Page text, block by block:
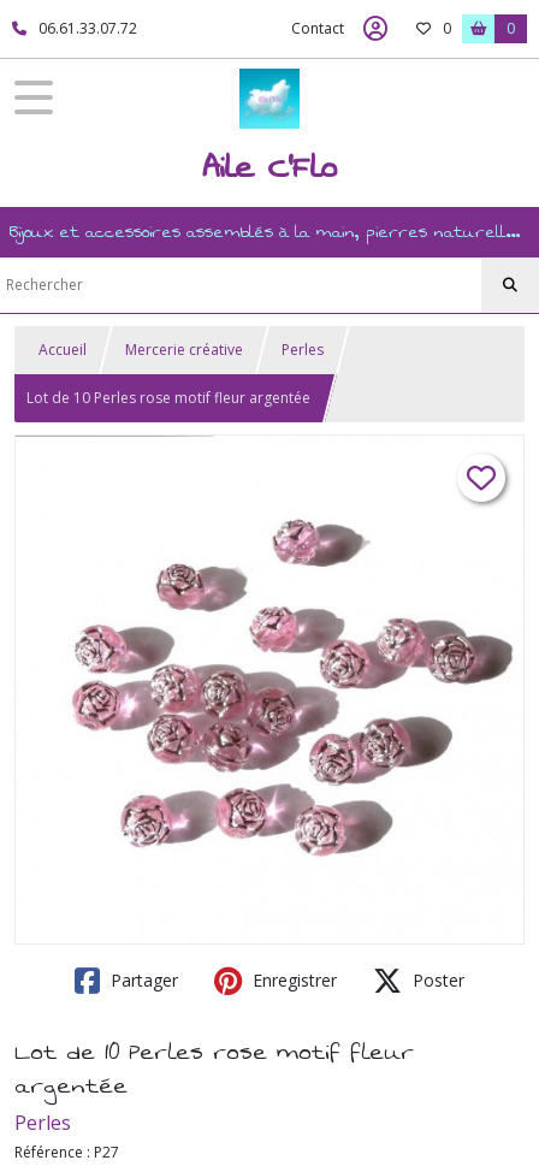
06.61.33.07.72 Contact 0 0
Aile C'Flo
Bijoux et accessoires assemblés à la main, pierres naturelles, ésotérisme, revente, et mercerie créative
Accueil Mercerie créative Perles
Lot de 10 Perles rose motif fleur argentée
Partager Enregistrer Poster
Lot de 10 Perles rose motif fleur
argentée
Perles
Référence : P27